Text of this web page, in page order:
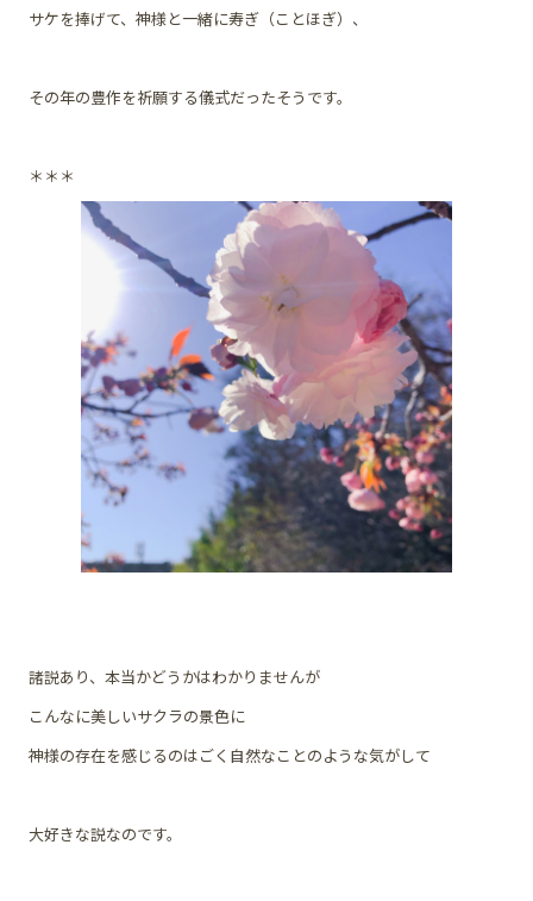
サケを捧げて、神様と一緒に寿ぎ（ことほぎ）、
その年の豊作を祈願する儀式だったそうです。
＊＊＊
諸説あり、本当かどうかはわかりませんが
こんなに美しいサクラの景色に
神様の存在を感じるのはごく自然なことのような気がして
大好きな説なのです。